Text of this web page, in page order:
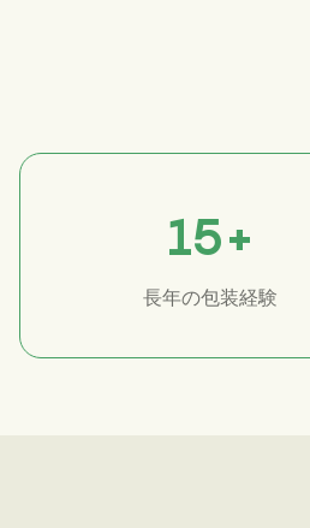
15+
長年の包装経験